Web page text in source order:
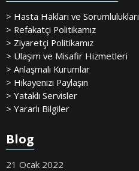
> Hasta Hakları ve Sorumlulukları
> Refakatçi Politikamız
> Ziyaretçi Politikamız
> Ulaşım ve Misafir Hizmetleri
> Anlaşmalı Kurumlar
> Hikayenizi Paylaşın
> Yataklı Servisler
> Yararlı Bilgiler
Blog
21 Ocak 2022